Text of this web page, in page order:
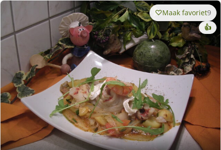
Maak favoriet9
👍